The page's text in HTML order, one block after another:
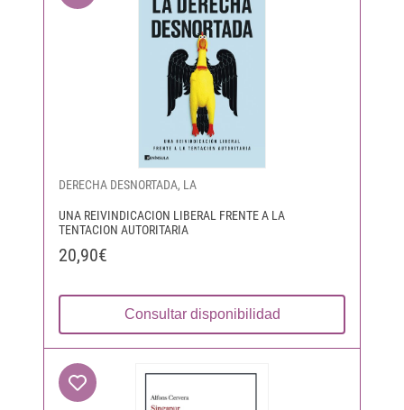
DERECHA DESNORTADA, LA
UNA REIVINDICACION LIBERAL FRENTE A LA
TENTACION AUTORITARIA
20,90€
Consultar disponibilidad